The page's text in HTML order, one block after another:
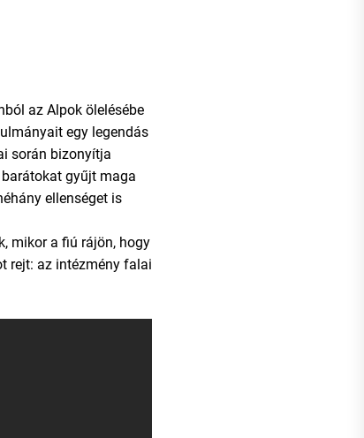
az Alpok ölelésébe
egy legendás
során bizonyítja
gyűjt maga
ellenséget is
mikor a fiú rájön, hogy
rejt: az intézmény falai